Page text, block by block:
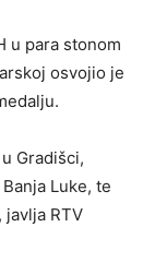
u para stonom
osvojio je
Gradišci,
Luke, te
javlja RTV